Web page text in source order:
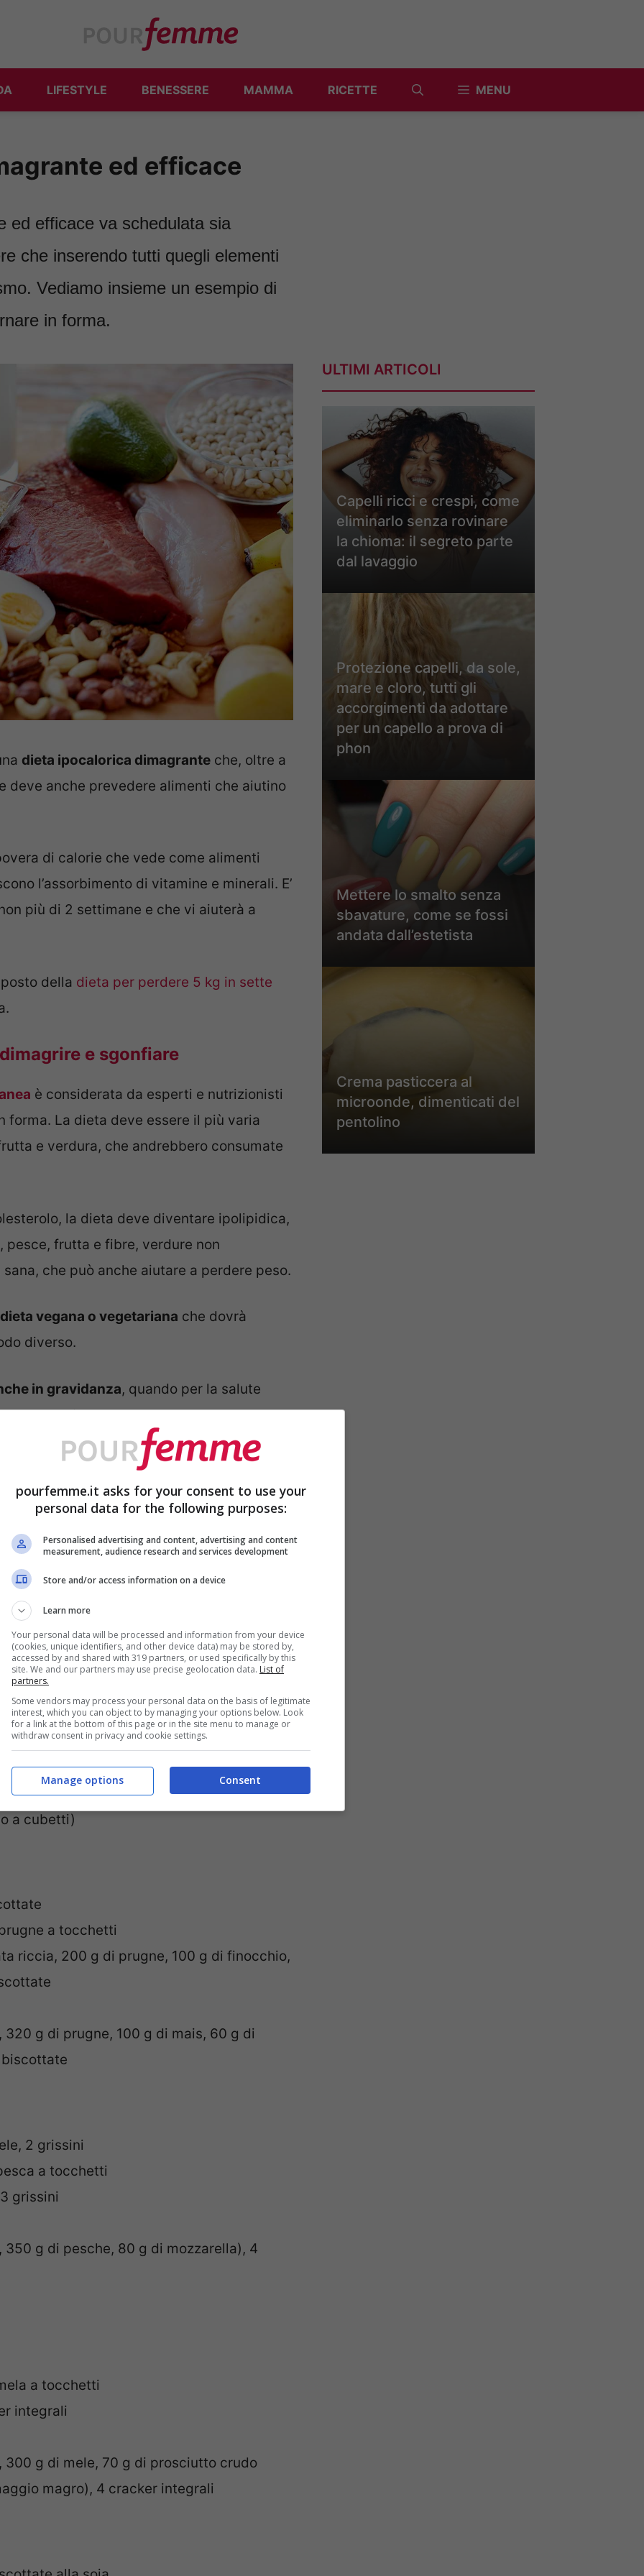
LIFESTYLE BENESSERE MAMMA RICETTE MENU
ed efficace
ed efficace va schedulata sia
che inserendo tutti quegli elementi
Vediamo insieme un esempio di
in forma.
dieta ipocalorica dimagrante che, oltre a
deve anche prevedere alimenti che aiutino
di calorie che vede come alimenti
l’assorbimento di vitamine e minerali. E’
più di 2 settimane e che vi aiuterà a
della dieta per perdere 5 kg in sette
e sgonfiare
è considerata da esperti e nutrizionisti
La dieta deve essere il più varia
e verdura, che andrebbero consumate
la dieta deve diventare ipolipidica,
pesce, frutta e fibre, verdure non
che può anche aiutare a perdere peso.
dieta vegana o vegetariana che dovrà
diverso.
in gravidanza, quando per la salute
bene non ingrassare troppo: perdere peso
facilissimo e può comportare molti
calorie: vi riportiamo un esempio da
di melone a tocchetti
g), insalata mista (200 g di lattuga, 2 fette
fette di melone a cubetti, 4 pomodorini a
a cubetti)
a tocchetti
riccia, 200 g di prugne, 100 g di finocchio,
g di prugne, 100 g di mais, 60 g di
2 grissini
a tocchetti
grissini
g di pesche, 80 g di mozzarella), 4
a tocchetti
integrali
g di mele, 70 g di prosciutto crudo
magro), 4 cracker integrali
ULTIMI ARTICOLI
Capelli ricci e crespi, come
eliminarlo senza rovinare
la chioma: il segreto parte
dal lavaggio
Protezione capelli, da sole,
mare e cloro, tutti gli
accorgimenti da adottare
per un capello a prova di
phon
Mettere lo smalto senza
sbavature, come se fossi
andata dall’estetista
Crema pasticcera al
microonde, dimenticati del
pentolino
pourfemme.it asks for your consent to use your
personal data for the following purposes:
Personalised advertising and content, advertising and content
measurement, audience research and services development
Store and/or access information on a device
Learn more
Your personal data will be processed and information from your device
(cookies, unique identifiers, and other device data) may be stored by,
accessed by and shared with 319 partners, or used specifically by this
site. We and our partners may use precise geolocation data. List of
partners.
Some vendors may process your personal data on the basis of legitimate
interest, which you can object to by managing your options below. Look
for a link at the bottom of this page or in the site menu to manage or
withdraw consent in privacy and cookie settings.
Consent
Manage options